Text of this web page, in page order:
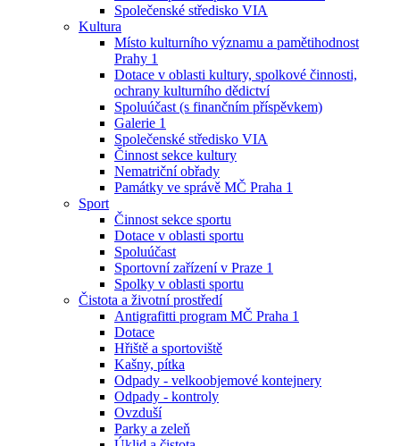
Společenské středisko VIA
Kultura
Místo kulturního významu a pamětihodnost
Prahy 1
Dotace v oblasti kultury, spolkové činnosti,
ochrany kulturního dědictví
Spoluúčast (s finančním příspěvkem)
Galerie 1
Společenské středisko VIA
Činnost sekce kultury
Nematriční obřady
Památky ve správě MČ Praha 1
Sport
Činnost sekce sportu
Dotace v oblasti sportu
Spoluúčast
Sportovní zařízení v Praze 1
Spolky v oblasti sportu
Čistota a životní prostředí
Antigrafitti program MČ Praha 1
Dotace
Hřiště a sportoviště
Kašny, pítka
Odpady - velkoobjemové kontejnery
Odpady - kontroly
Ovzduší
Parky a zeleň